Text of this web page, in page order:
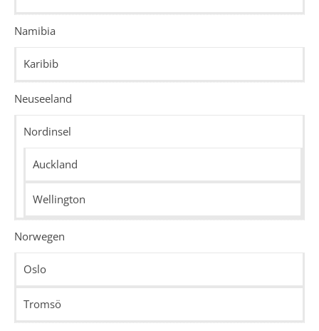
Namibia
Karibib
Neuseeland
Nordinsel
Auckland
Wellington
Norwegen
Oslo
Tromsö